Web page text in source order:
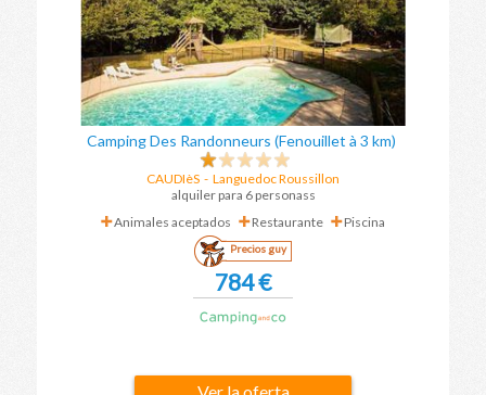
Camping Des Randonneurs (Fenouillet à 3 km)
CAUDIèS - Languedoc Roussillon
alquiler para 6 personass
Animales aceptados
Restaurante Piscina
Precios guy
784 €